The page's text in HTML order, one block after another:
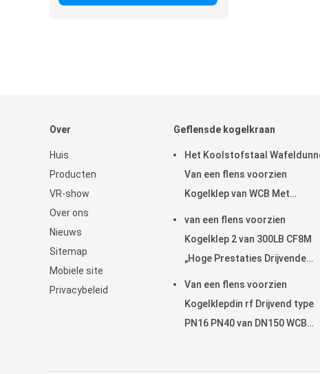
Over
Huis
Producten
VR-show
Over ons
Nieuws
Sitemap
Mobiele site
Privacybeleid
Geflensde kogelkraan
Het Koolstofstaal
Van een flens voorzien
Kogelklep van WCB Met
van een flens voorzien
Kogelklep 2 van 300LB CF8M
„Hoge Prestaties Drijvende
Van een flens voorzien
Kogelklepdin rf Drijvend type
PN16 PN40 van DN150 WCB